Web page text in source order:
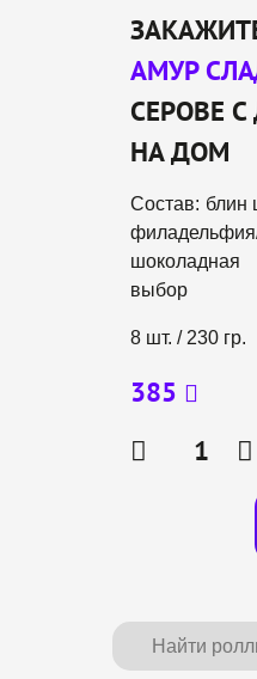
АМУР
СЕРОВЕ
НА ДОМ
Состав:
выбор
8 шт. / 230 гр.
385